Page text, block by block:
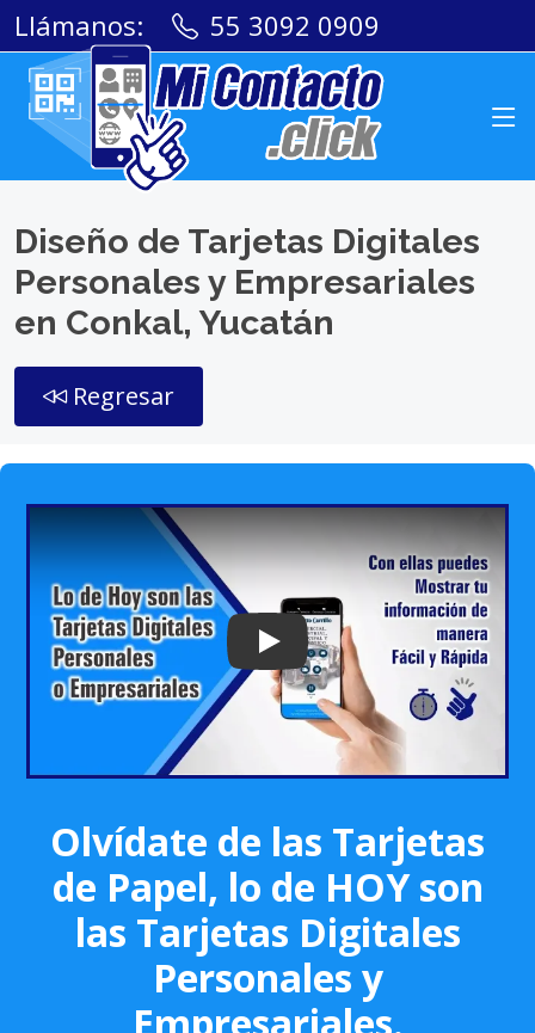
Llámanos: 55 3092 0909
Diseño de Tarjetas Digitales
Personales y Empresariales
en Conkal, Yucatán
Regresar
Play: Keynote (Google I/O '18)
Olvídate de las Tarjetas
de Papel, lo de HOY son
las Tarjetas Digitales
Personales y
Empresariales.